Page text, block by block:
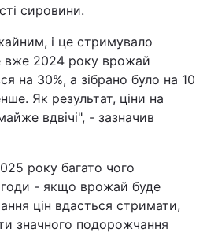
сировини.
і це стримувало
вже 2024 року врожай
на 30%, а зібрано було на 10
Як результат, ціни на
вдвічі", - зазначив
року багато чого
- якщо врожай буде
цін вдасться стримати,
значного подорожчання